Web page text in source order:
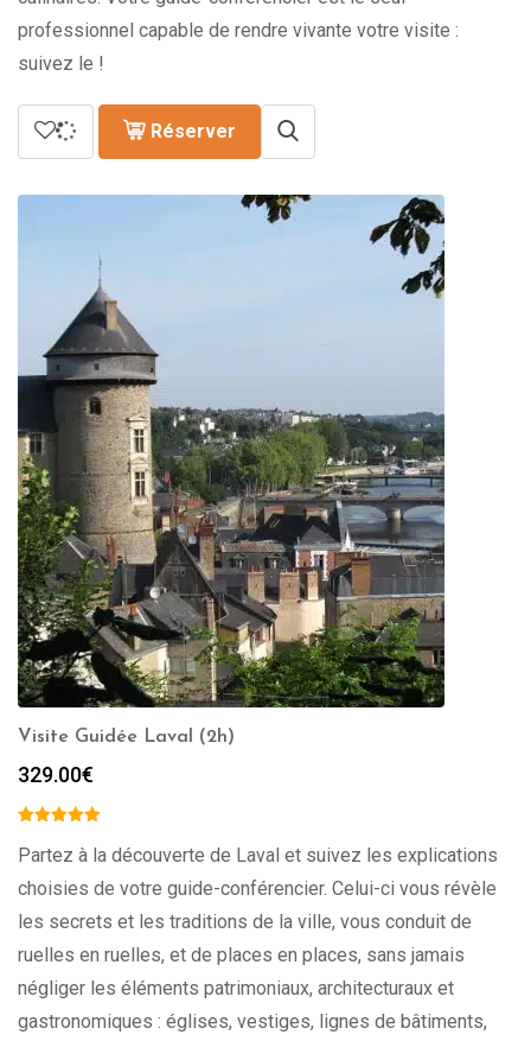
professionnel capable de rendre vivante votre visite :
suivez le !
Réserver
Visite Guidée Laval (2h)
329.00€
Partez à la découverte de Laval et suivez les explications
choisies de votre guide-conférencier. Celui-ci vous révèle
les secrets et les traditions de la ville, vous conduit de
ruelles en ruelles, et de places en places, sans jamais
négliger les éléments patrimoniaux, architecturaux et
gastronomiques : églises, vestiges, lignes de bâtiments,